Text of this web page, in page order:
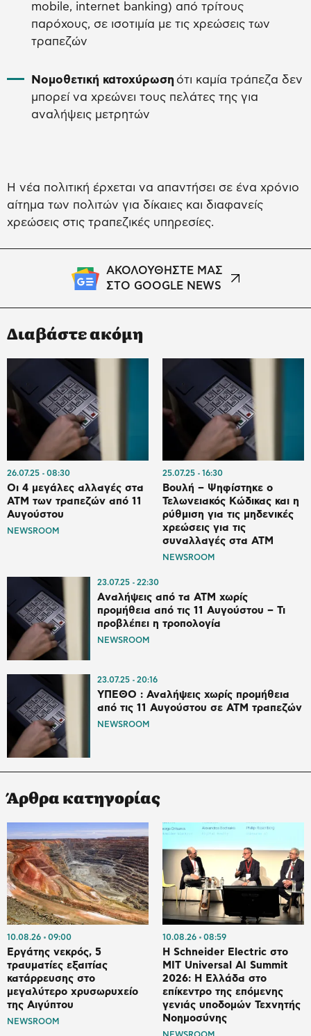
mobile, internet banking) από τρίτους
παρόχους, σε ισοτιμία με τις χρεώσεις των
τραπεζών
Νομοθετική κατοχύρωση ότι καμία τράπεζα δεν
μπορεί να χρεώνει τους πελάτες της για
αναλήψεις μετρητών
Η νέα πολιτική έρχεται να απαντήσει σε ένα χρόνιο
αίτημα των πολιτών για δίκαιες και διαφανείς
χρεώσεις στις τραπεζικές υπηρεσίες.
ΑΚΟΛΟΥΘΗΣΤΕ ΜΑΣ
ΣΤΟ GOOGLE NEWS
Διαβάστε ακόμη
26.07.25 08:30
Οι 4 μεγάλες αλλαγές στα
ΑΤΜ των τραπεζών από 11
Αυγούστου
NEWSROOM
25.07.25 16:30
Βουλή – Ψηφίστηκε ο
Τελωνειακός Κώδικας και η
ρύθμιση για τις μηδενικές
χρεώσεις για τις
συναλλαγές στα ΑΤΜ
NEWSROOM
23.07.25 22:30
Aναλήψεις από τα ΑΤΜ χωρίς
προμήθεια από τις 11 Αυγούστου – Τι
προβλέπει η τροπολογία
NEWSROOM
23.07.25 20:16
ΥΠΕΘΟ : Αναλήψεις χωρίς προμήθεια
από τις 11 Αυγούστου σε ΑΤΜ τραπεζών
NEWSROOM
Άρθρα κατηγορίας
10.08.26 09:00
Εργάτης νεκρός, 5
τραυματίες εξαιτίας
κατάρρευσης στο
μεγαλύτερο χρυσωρυχείο
της Αιγύπτου
NEWSROOM
10.08.26 08:59
Η Schneider Electric στο
MIT Universal AI Summit
2026: Η Ελλάδα στο
επίκεντρο της επόμενης
γενιάς υποδομών Τεχνητής
Νοημοσύνης